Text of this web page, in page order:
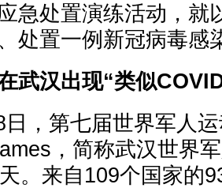
急处置演练活动，就
处置一例新冠病毒感
武汉出现“类似
，第七届世界军人
，简称武汉世界
。来自109个国家的